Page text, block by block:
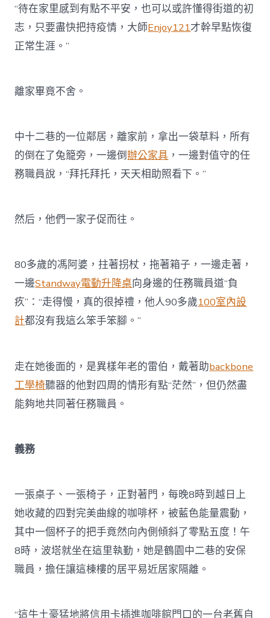
“待在家里感到有點不平安，也可以或許懂得街道的初
志，只要盡快把持疫情，大師Enjoy121才幹早點恢復
正常生涯。”
離家畢竟不舍。
中十二巷的一位鄰居，離家前，拿出一袋草料，所有
的倒在了兔籠旁，一邊倒辦公家具 ，一邊對值守的任
務職員說，“拜托拜托，天天相助照看下。”
然后，他們一家子促而往。
80多歲的馮阿婆，拄著拐杖，拖著箱子，一邊走著，
一邊Standway電動升降桌向身邊的任務職員道“負
疚”：“走得慢，真的很掉禮，他人90多歲100室內設
計都沒有我這么笨手笨腳。”
走在她後面的，是異樣年老的雷伯，戴著助backbone
工學椅聽器的他對四周的情形有點“茫然”，但仍然盡
能夠地共同著任務職員。
義務
一張桌子、一張椅子，正對著門，每晚8時到越日上
她收藏的四對完美曲線的咖啡杯，被藍色能量震動，
其中一個杯子的把手竟然向內側傾斜了零點五度！午
8時，波塔就坐在這里執勤，她是鶴園中二巷的安保
職員，擔任讓這棟樓的居平易近居家隔離。
“這牛土豪猛地將信用卡插進咖啡館門口的一台老舊自